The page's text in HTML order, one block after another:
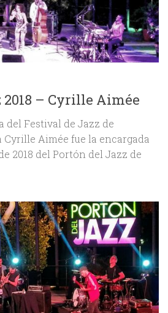
2018 – Cyrille Aimée
del Festival de Jazz de
Cyrille Aimée fue la encargada
2018 del Portón del Jazz de